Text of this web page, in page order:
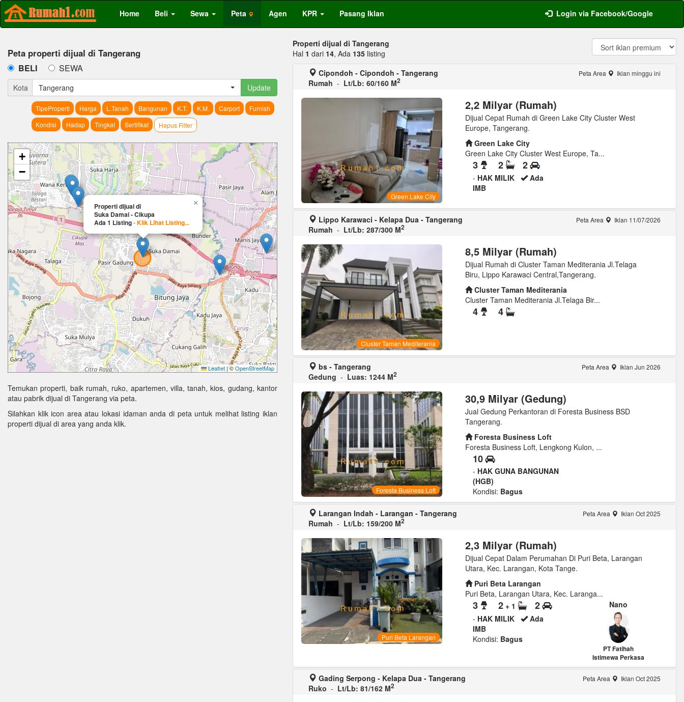
Home Beli Sewa Peta Agen KPR Pasang Iklan Login via Facebook/Google
Peta properti dijual di Tangerang
BELI SEWA
Kota Tangerang Update
TipeProperti Harga L.Tanah Bangunan K.T. K.M. Carport
Furnish
Kondisi
Hadap Tingkat Sertifikat Hapus Filter
Properti dijual di
Suka Damai - Cikupa
Ada 1 Listing-Klik Lihat Listing...
×
+
−
Leaflet|©OpenStreetMap
Temukan properti, baik rumah, ruko, apartemen, villa, tanah, kios, gudang, kantor
atau pabrik dijual di Tangerang via peta.
Silahkan klik icon area atau lokasi idaman anda di peta untuk melihat listing iklan
properti dijual di area yang anda klik.
Properti dijual di Tangerang
Hal 1 dari 14, Ada 135 listing
Cipondoh - Cipondoh - Tangerang
Rumah - Lt/Lb: 60/160 M2
Peta Area Iklan minggu ini
Green Lake City
2,2 Milyar (Rumah)
Dijual Cepat Rumah di Green Lake City Cluster West
Europe, Tangerang.
Green Lake City
Green Lake City Cluster West Europe, Ta...
3 2 2
- HAK MILIK
Ada
IMB
Lippo Karawaci - Kelapa Dua - Tangerang
Rumah - Lt/Lb: 287/300 M2
Peta Area Iklan 11/07/2026
Cluster Taman Mediterania
8,5 Milyar (Rumah)
Dijual Rumah di Cluster Taman Mediterania Jl.Telaga
Biru, Lippo Karawaci Central,Tangerang.
Cluster Taman Mediterania
Cluster Taman Mediterania Jl.Telaga Bir...
4 4
bs - Tangerang
Gedung - Luas: 1244 M2
Peta Area Iklan Jun 2026
Foresta Business Loft
30,9 Milyar (Gedung)
Jual Gedung Perkantoran di Foresta Business BSD
Tangerang.
Foresta Business Loft
Foresta Business Loft, Lengkong Kulon, ...
10
- HAK GUNA BANGUNAN
(HGB)
Kondisi: Bagus
Larangan Indah - Larangan - Tangerang
Rumah - Lt/Lb: 159/200 M2
Peta Area Iklan Oct 2025
Puri Beta Larangan
2,3 Milyar (Rumah)
Dijual Cepat Dalam Perumahan Di Puri Beta, Larangan
Utara, Kec. Larangan, Kota Tange.
Puri Beta Larangan
Puri Beta, Larangan Utara, Kec. Laranga...
3 2 + 1 2
- HAK MILIK
Ada
IMB
Kondisi: Bagus
Nano
PT Fatihah
Istimewa Perkasa
Gading Serpong - Kelapa Dua - Tangerang
Ruko - Lt/Lb: 81/162 M2
Peta Area Iklan Oct 2025